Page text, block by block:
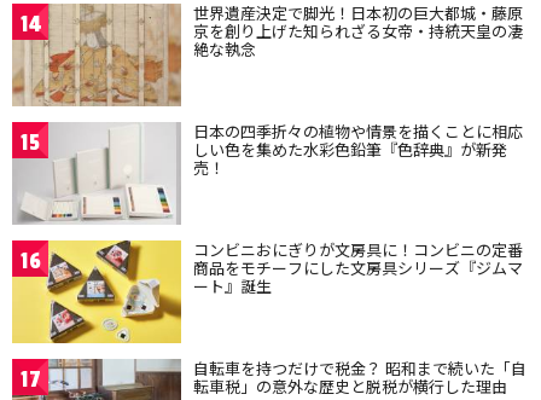
14 世界遺産決定で脚光！日本初の巨大都城・藤原
京を創り上げた知られざる女帝・持統天皇の凄
絶な執念
15 日本の四季折々の植物や情景を描くことに相応
しい色を集めた水彩色鉛筆『色辞典』が新発
売！
16 コンビニおにぎりが文房具に！コンビニの定番
商品をモチーフにした文房具シリーズ『ジムマ
ート』誕生
17 自転車を持つだけで税金？ 昭和まで続いた「自
転車税」の意外な歴史と脱税が横行した理由